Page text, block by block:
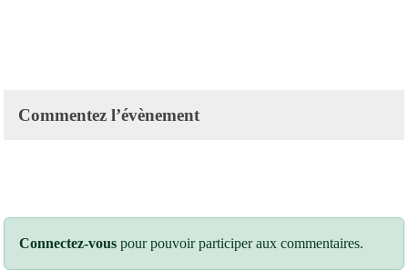
Commentez l’évènement
Connectez-vous pour pouvoir participer aux commentaires.